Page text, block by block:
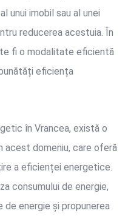
unui imobil sau al unei
reducerea acestuia. În
fi o modalitate eficientă
eficiența
în Vrancea, există o
acest domeniu, care oferă
a eficienței energetice.
consumului de energie,
energie și propunerea